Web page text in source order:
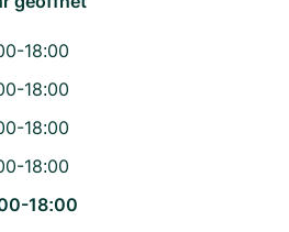
18:00
18:00
18:00
18:00
18:00